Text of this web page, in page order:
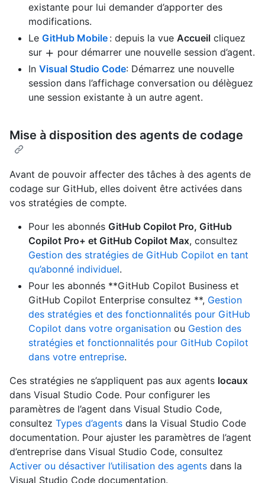
existante pour lui demander d’apporter des
modifications.
Le GitHub Mobile : depuis la vue Accueil cliquez
sur
pour démarrer une nouvelle session d’agent.
In Visual Studio Code: Démarrez une nouvelle
session dans l’affichage conversation ou délèguez
une session existante à un autre agent.
Mise à disposition des agents de codage
Avant de pouvoir affecter des tâches à des agents de
codage sur GitHub, elles doivent être activées dans
vos stratégies de compte.
Pour les abonnés GitHub Copilot Pro, GitHub
Copilot Pro+ et GitHub Copilot Max, consultez
Gestion des stratégies de GitHub Copilot en tant
qu’abonné individuel.
Pour les abonnés **GitHub Copilot Business et
GitHub Copilot Enterprise consultez **, Gestion
des stratégies et des fonctionnalités pour GitHub
Copilot dans votre organisation ou Gestion des
stratégies et fonctionnalités pour GitHub Copilot
dans votre entreprise.
Ces stratégies ne s’appliquent pas aux agents locaux
dans Visual Studio Code. Pour configurer les
paramètres de l’agent dans Visual Studio Code,
consultez Types d’agents dans la Visual Studio Code
documentation. Pour ajuster les paramètres de l’agent
d’entreprise dans Visual Studio Code, consultez
Activer ou désactiver l’utilisation des agents dans la
Visual Studio Code documentation.